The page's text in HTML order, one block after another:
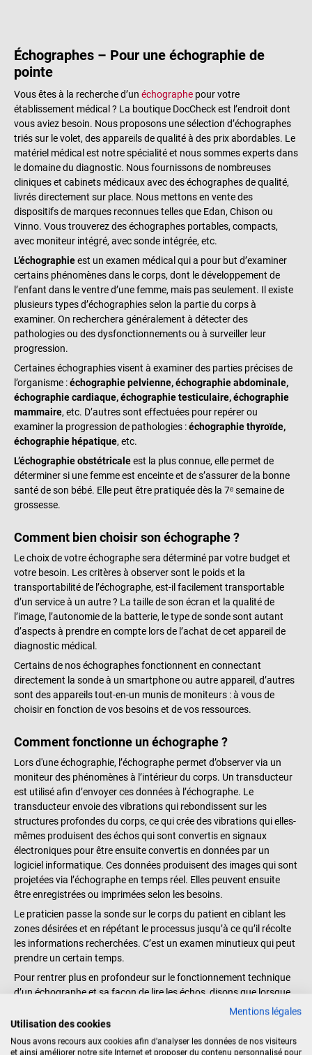
Échographes – Pour une échographie de
pointe
Vous êtes à la recherche d’un échographe pour votre
établissement médical ? La boutique DocCheck est l’endroit dont
vous aviez besoin. Nous proposons une sélection d’échographes
triés sur le volet, des appareils de qualité à des prix abordables. Le
matériel médical est notre spécialité et nous sommes experts dans
le domaine du diagnostic. Nous fournissons de nombreuses
cliniques et cabinets médicaux avec des échographes de qualité,
livrés directement sur place. Nous mettons en vente des
dispositifs de marques reconnues telles que Edan, Chison ou
Vinno. Vous trouverez des échographes portables, compacts,
avec moniteur intégré, avec sonde intégrée, etc.
L’échographieest un examen médical qui a pour but d’examiner
certains phénomènes dans le corps, dont le développement de
l’enfant dans le ventre d’une femme, mais pas seulement. Il existe
plusieurs types d’échographies selon la partie du corps à
examiner. On recherchera généralement à détecter des
pathologies ou des dysfonctionnements ou à surveiller leur
progression.
Certaines échographies visent à examiner des parties précises de
l’organisme :échographie pelvienne, échographie abdominale,
échographie cardiaque, échographie testiculaire, échographie
mammaire, etc. D’autres sont effectuées pour repérer ou
examiner la progression de pathologies :échographie thyroïde,
échographie hépatique, etc.
L’échographie obstétricaleest la plus connue, elle permet de
déterminer si une femme est enceinte et de s’assurer de la bonne
santé de son bébé. Elle peut être pratiquée dès la 7ᵉ semaine de
grossesse.
Comment bien choisir son échographe ?
Le choix de votre échographe sera déterminé par votre budget et
votre besoin. Les critères à observer sont le poids et la
transportabilité de l’échographe, est-il facilement transportable
d’un service à un autre ? La taille de son écran et la qualité de
l’image, l’autonomie de la batterie, le type de sonde sont autant
d’aspects à prendre en compte lors de l’achat de cet appareil de
diagnostic médical.
Certains de nos échographes fonctionnent en connectant
directement la sonde à un smartphone ou autre appareil, d’autres
sont des appareils tout-en-un munis de moniteurs : à vous de
choisir en fonction de vos besoins et de vos ressources.
Comment fonctionne un échographe ?
Lors d'une échographie, l’échographe permet d’observer via un
moniteur des phénomènes à l’intérieur du corps. Un transducteur
est utilisé afin d’envoyer ces données à l’échographe. Le
transducteur envoie des vibrations qui rebondissent sur les
structures profondes du corps, ce qui crée des vibrations qui elles-
mêmes produisent des échos qui sont convertis en signaux
électroniques pour être ensuite convertis en données par un
logiciel informatique. Ces données produisent des images qui sont
projetées via l’échographe en temps réel. Elles peuvent ensuite
être enregistrées ou imprimées selon les besoins.
Le praticien passe la sonde sur le corps du patient en ciblant les
zones désirées et en répétant le processus jusqu’à ce qu’il récolte
les informations recherchées. C’est un examen minutieux qui peut
prendre un certain temps.
Pour rentrer plus en profondeur sur le fonctionnement technique
d’un échographe et sa façon de lire les échos, disons que lorsque
la sonde passe sur chaque zone, certaines zones sont plus
sujettes aux échos. L'appareil enregistre ces variations et, en
mesurant le temps que mettent ces échos à revenir à la surface de
sa propre peau, il détermine la distance entre ces différents objets
Mentions légales
Utilisation des cookies
Nous avons recours aux cookies afin d'analyser les données de nos visiteurs
et ainsi améliorer notre site Internet et proposer du contenu personnalisé pour